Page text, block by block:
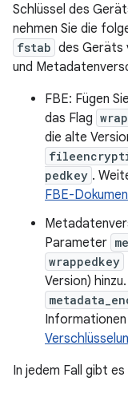
Schlüssel des
nehmen Sie die
fstab des Geräts
und
FBE: Fügen
das Flag
die alte
pedkey .
FBE-
Parameter
wrappedkey
Version)
Informationen
In jedem Fall gibt